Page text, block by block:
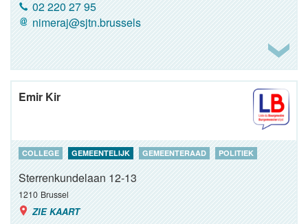
02 220 27 95
nimeraj@sjtn.brussels
Emir Kir
COLLEGE GEMEENTELIJK GEMEENTERAAD POLITIEK
Sterrenkundelaan 12-13
1210 Brussel
ZIE KAART